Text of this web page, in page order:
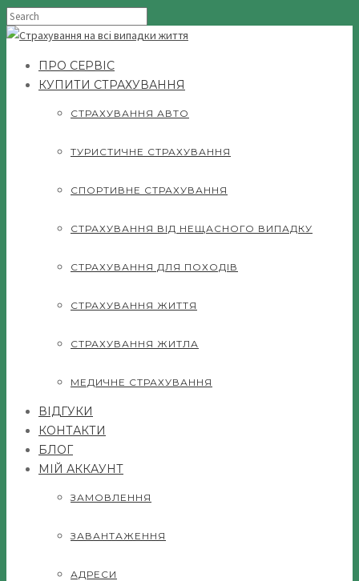
ПРО СЕРВІС
КУПИТИ СТРАХУВАННЯ
СТРАХУВАННЯ АВТО
ТУРИСТИЧНЕ СТРАХУВАННЯ
СПОРТИВНЕ СТРАХУВАННЯ
СТРАХУВАННЯ ВІД НЕЩАСНОГО ВИПАДКУ
СТРАХУВАННЯ ДЛЯ ПОХОДІВ
СТРАХУВАННЯ ЖИТТЯ
СТРАХУВАННЯ ЖИТЛА
МЕДИЧНЕ СТРАХУВАННЯ
ВІДГУКИ
КОНТАКТИ
БЛОГ
МІЙ АККАУНТ
ЗАМОВЛЕННЯ
ЗАВАНТАЖЕННЯ
АДРЕСИ